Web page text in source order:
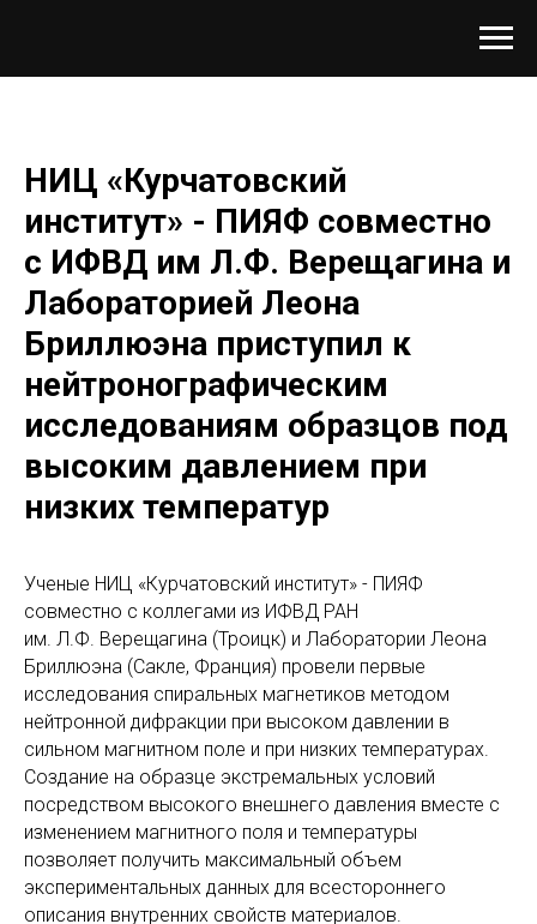
НИЦ «Курчатовский
институт» - ПИЯФ совместно
с ИФВД им Л.Ф. Верещагина и
Лабораторией Леона
Бриллюэна приступил к
нейтронографическим
исследованиям образцов под
высоким давлением при
низких температур
Ученые НИЦ «Курчатовский институт» - ПИЯФ
совместно с коллегами из ИФВД РАН
им. Л.Ф. Верещагина (Троицк) и Лаборатории Леона
Бриллюэна (Сакле, Франция) провели первые
исследования спиральных магнетиков методом
нейтронной дифракции при высоком давлении в
сильном магнитном поле и при низких температурах.
Создание на образце экстремальных условий
посредством высокого внешнего давления вместе с
изменением магнитного поля и температуры
позволяет получить максимальный объем
экспериментальных данных для всестороннего
описания внутренних свойств материалов.